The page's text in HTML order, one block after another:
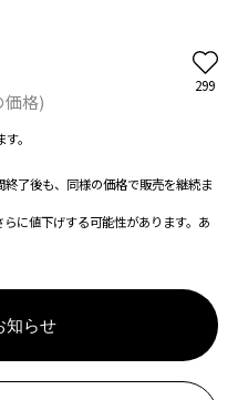
価格)
299
。
了後も、同様の価格で販売を継続ま
に値下げする可能性があります。あ
知らせ